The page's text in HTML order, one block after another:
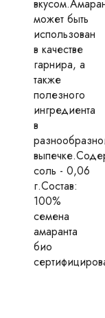
может быть
использован
в качестве
гарнира, а
также
полезного
ингредиента
в
соль - 0,06
г.Состав:
100%
семена
амаранта
био